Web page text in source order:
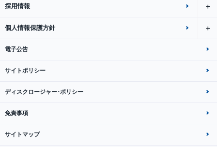
採用情報
個人情報保護方針
電子公告
サイトポリシー
ディスクロージャー･ポリシー
免責事項
サイトマップ